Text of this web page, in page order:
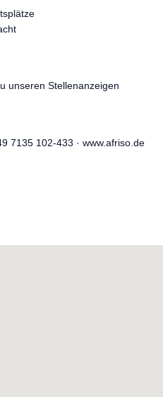
unseren Stellenanzeigen
7135 102-433 · www.afriso.de